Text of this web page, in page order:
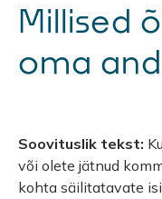
Millised
oma
Soovituslik tekst:
või olete jätnud
kohta säilitatavate